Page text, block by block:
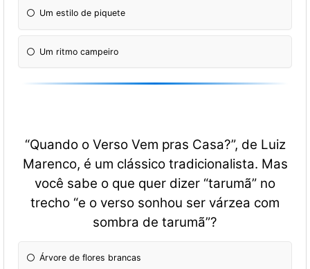
Um estilo de piquete
Um ritmo campeiro
“Quando o Verso Vem pras Casa?”, de Luiz
Marenco, é um clássico tradicionalista. Mas
você sabe o que quer dizer “tarumã” no
trecho “e o verso sonhou ser várzea com
sombra de tarumã”?
Árvore de flores brancas